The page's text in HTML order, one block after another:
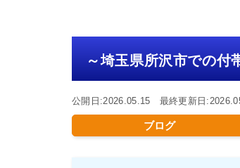
～埼玉県所沢市での付
公開日:2026.05.15 最終更新日
ブログ